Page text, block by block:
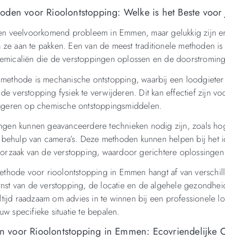
voor Rioolontstopping: Welke is het Beste
veelvoorkomend probleem in Emmen, maar gelukkig zijn
aan te pakken. Een van de meest traditionele methoden
die de verstoppingen oplossen en de
is mechanische ontstopping, waarbij een
verstopping fysiek te verwijderen. Dit kan effectief zijn
op chemische ontstoppingsmiddelen.
kunnen geavanceerdere technieken nodig zijn, zoals
van camera’s. Deze methoden kunnen helpen bij het
van de verstopping, waardoor gerichtere
voor rioolontstopping in Emmen hangt af van
van de verstopping, de locatie en de algehele
raadzaam om advies in te winnen bij een professionele
specifieke situatie te bepalen.
voor Rioolontstopping in Emmen: Ecovriendelijke